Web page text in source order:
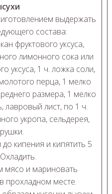
выдержать
состава:
фруктового уксуса,
лимонного сока или
уксуса, 1 ч. ложка соли,
перца, 1 мелко
размера, 1 мелко
лавровый лист, по 1 ч.
укропа, сельдерея,
кипения и кипятить 5
мясо и мариновать
прохладном месте.